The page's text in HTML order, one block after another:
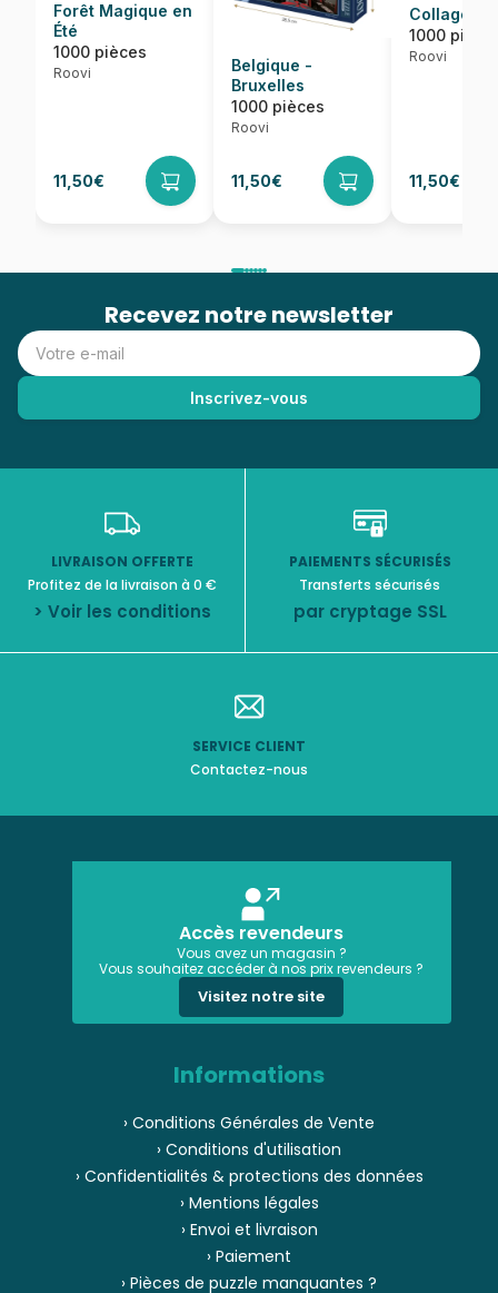
Forêt Magique en
Été
1000 pièces
Roovi
11,50€
Belgique -
Bruxelles
1000 pièces
Roovi
11,50€
Collage -
1000
Roovi
11,50€
Recevez notre newsletter
LIVRAISON OFFERTE
Profitez de la livraison à 0 €
> Voir les conditions
PAIEMENTS SÉCURISÉS
Transferts sécurisés
par cryptage SSL
SERVICE CLIENT
Contactez-nous
Accès revendeurs
Vous avez un magasin ?
Vous souhaitez accéder à nos prix revendeurs ?
Visitez notre site
Informations
› Conditions Générales de Vente
› Conditions d'utilisation
› Confidentialités & protections des données
› Mentions légales
› Envoi et livraison
› Paiement
› Pièces de puzzle manquantes ?